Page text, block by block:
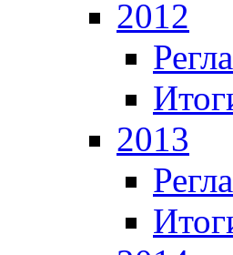
2012
2013